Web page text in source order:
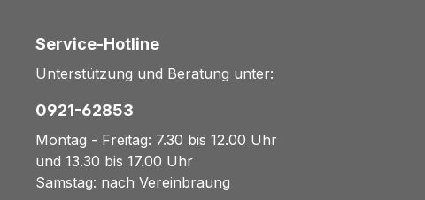
Service-Hotline
Unterstützung und Beratung unter:
0921-62853
Montag - Freitag: 7.30 bis 12.00 Uhr
und 13.30 bis 17.00 Uhr
Samstag: nach Vereinbraung